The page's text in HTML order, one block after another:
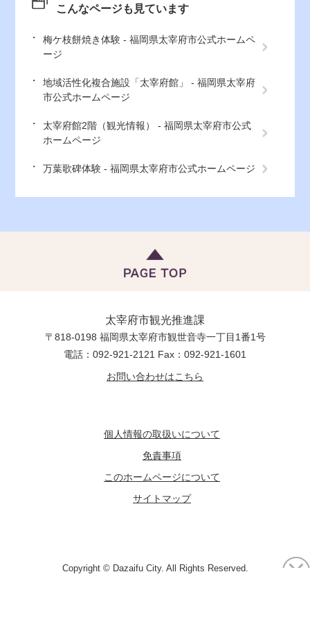
こんなページも見ています
梅ケ枝餅焼き体験 - 福岡県太宰府市公式ホームペ
ージ
地域活性化複合施設「太宰府館」 - 福岡県太宰府
市公式ホームページ
太宰府館2階（観光情報） - 福岡県太宰府市公式
ホームページ
万葉歌碑体験 - 福岡県太宰府市公式ホームページ
太宰府市観光推進課
〒818-0198 福岡県太宰府市観世音寺一丁目1番1号
電話：092-921-2121 Fax：092-921-1601
お問い合わせはこちら
個人情報の取扱いについて
免責事項
このホームページについて
サイトマップ
Copyright © Dazaifu City. All Rights Reserved.